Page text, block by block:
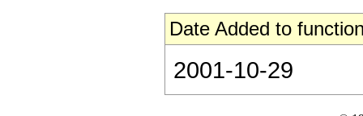
Date Added to
2001-10-29